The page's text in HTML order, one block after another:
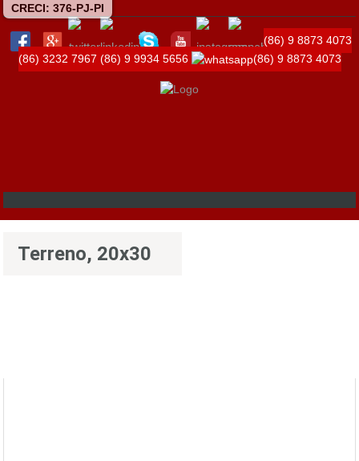
CRECI: 376-PJ-PI
(86) 9 8873 4073
(86) 3232 7967 (86) 9 9934 5656 (86) 9 8873 4073
Terreno, 20x30